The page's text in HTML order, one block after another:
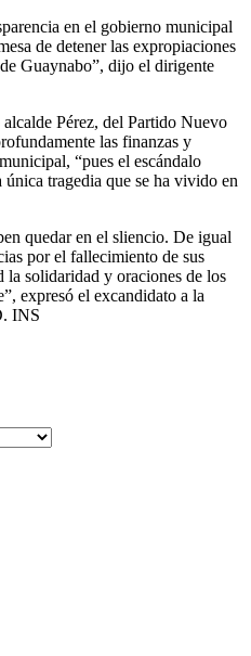
en el gobierno municipal
de detener las expropiaciones
Guaynabo”, dijo el dirigente
Pérez, del Partido Nuevo
las finanzas y
“pues el escándalo
tragedia que se ha vivido en
quedar en el sliencio. De igual
por el fallecimiento de sus
la solidaridad y oraciones de los
expresó el excandidato a la
INS